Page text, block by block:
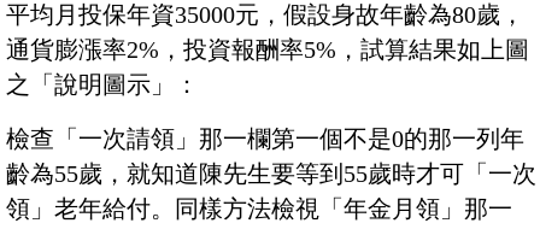
平均月投保年資35000元，假設身故年齡為80歲，
通貨膨漲率2%，投資報酬率5%，試算結果如上圖
之「說明圖示」：
檢查「一次請領」那一欄第一個不是0的那一列年
齡為55歲，就知道陳先生要等到55歲時才可「一次
領」老年給付。同樣方法檢視「年金月領」那一